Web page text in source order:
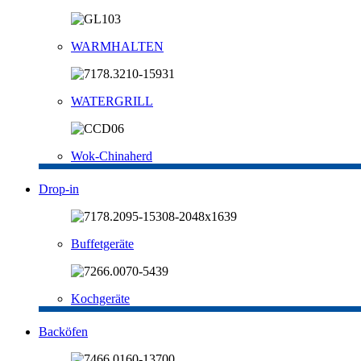
WARMHALTEN
WATERGRILL
Wok-Chinaherd
Drop-in
Buffetgeräte
Kochgeräte
Backöfen